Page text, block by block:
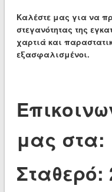
Καλέστε μας για να
στεγανότητας της
χαρτιά και
εξασφαλισμένοι.
μας στα:
Σταθερό: